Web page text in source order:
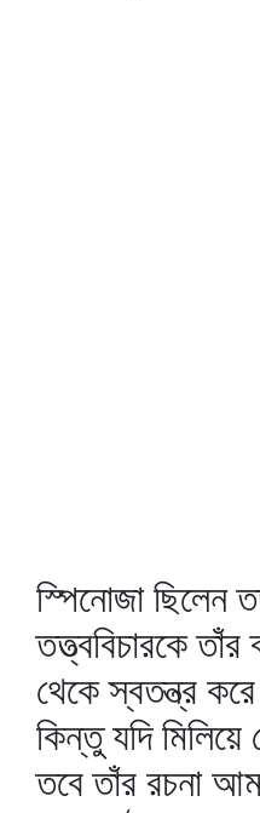
স্পিনোজা ছিলেন
তত্ত্ববিচারকে
থেকে স্বতন্ত্র
কিন্তু যদি
তবে তাঁর রচনা